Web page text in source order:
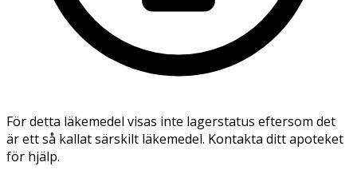
För detta läkemedel visas inte lagerstatus eftersom det
är ett så kallat särskilt läkemedel. Kontakta ditt apoteket
för hjälp.